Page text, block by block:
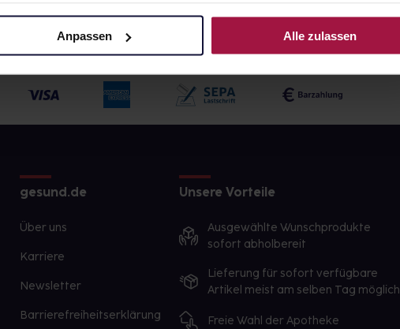
Anpassen Alle zulassen
gesund.de
Über uns
Karriere
Newsletter
Barrierefreiheitserklärung
Unsere Vorteile
Ausgewählte Wunschprodukte
sofort abholbereit
Lieferung für sofort verfügbare
Artikel meist am selben Tag möglich
Freie Wahl der Apotheke